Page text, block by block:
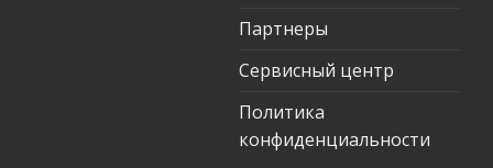
Партнеры
Сервисный центр
Политика
конфиденциальности